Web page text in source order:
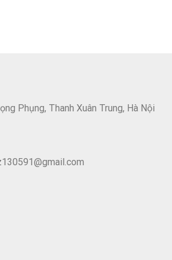
Phụng, Thanh Xuân Trung, Hà Nội